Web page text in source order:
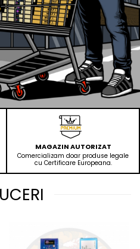
MAGAZIN AUTORIZAT
Comercializam doar produse legale
cu Certificare Europeana.